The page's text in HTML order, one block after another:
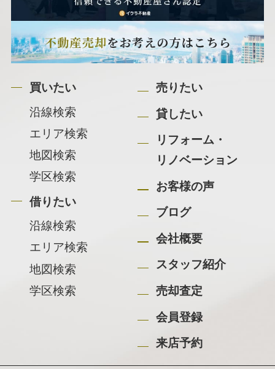
買いたい
沿線検索
エリア検索
地図検索
学区検索
借りたい
沿線検索
エリア検索
地図検索
学区検索
売りたい
貸したい
リフォーム・
リノベーション
お客様の声
ブログ
会社概要
スタッフ紹介
売却査定
会員登録
来店予約